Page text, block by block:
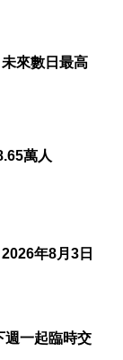
來數日最高
萬人
年8月3日
週一起臨時交